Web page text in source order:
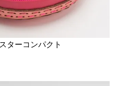
ターコンパクト